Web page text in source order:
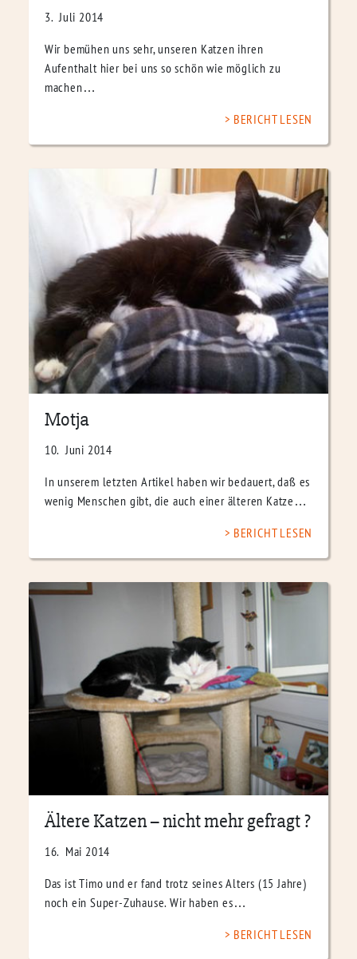
3. Juli 2014
Wir bemühen uns sehr, unseren Katzen ihren
Aufenthalt hier bei uns so schön wie möglich zu
machen…
BERICHT LESEN
Motja
10. Juni 2014
In unserem letzten Artikel haben wir bedauert, daß es
wenig Menschen gibt, die auch einer älteren Katze…
BERICHT LESEN
Ältere Katzen – nicht mehr gefragt ?
16. Mai 2014
Das ist Timo und er fand trotz seines Alters (15 Jahre)
noch ein Super-Zuhause. Wir haben es…
BERICHT LESEN